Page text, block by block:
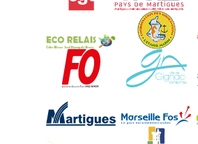
Eco-Relais Côte Bleue
Etang
Force Ouvrière Gignac-
Port-